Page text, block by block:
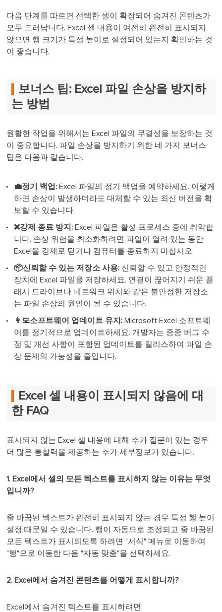
다음 단계를 따르면 선택한 셀이 확장되어 숨겨진 콘텐츠가
모두 드러납니다. Excel 셀 내용이 여전히 완전히 표시되지
않으면 행 크기가 특정 높이로 설정되어 있는지 확인하는 것
이 좋습니다.
보너스 팁: Excel 파일 손상을 방지하
는 방법
원활한 작업을 위해서는 Excel 파일의 무결성을 보장하는 것
이 중요합니다. 파일 손상을 방지하기 위한 네 가지 보너스
팁은 다음과 같습니다.
💼정기 백업: Excel 파일의 정기 백업을 예약하세요. 이렇게
하면 손상이 발생하더라도 대체할 수 있는 최신 버전을 확
보할 수 있습니다.
❌강제 종료 방지: Excel 파일은 활성 프로세스 중에 취약합
니다. 손상 위험을 최소화하려면 파일이 열려 있는 동안
Excel을 강제로 닫거나 컴퓨터를 종료하지 마십시오.
📦신뢰할 수 있는 저장소 사용: 신뢰할 수 있고 안정적인
장치에 Excel 파일을 저장하세요. 연결이 끊어지기 쉬운 플
래시 드라이브나 네트워크 위치와 같은 불안정한 저장소
는 파일 손상의 원인이 될 수 있습니다.
👩‍💻소프트웨어 업데이트 유지: Microsoft Excel 소프트웨
어를 정기적으로 업데이트하세요. 개발자는 종종 버그 수
정 및 개선 사항이 포함된 업데이트를 릴리스하여 파일 손
상 문제의 가능성을 줄입니다.
Excel 셀 내용이 표시되지 않음에 대
한 FAQ
표시되지 않는 Excel 셀 내용에 대해 추가 질문이 있는 경우
더 많은 통찰력을 제공하는 추가 세부정보가 있습니다.
1. Excel에서 셀의 모든 텍스트를 표시하지 않는 이유는 무엇
입니까?
줄 바꿈된 텍스트가 완전히 표시되지 않는 경우 특정 행 높이
설정 때문일 수 있습니다. 행이 자동으로 조정되고 줄 바꿈된
모든 텍스트가 표시되도록 하려면 "서식" 메뉴로 이동하여
"행"으로 이동한 다음 "자동 맞춤"을 선택하세요.
2. Excel에서 숨겨진 콘텐츠를 어떻게 표시합니까?
Excel에서 숨겨진 텍스트를 표시하려면: